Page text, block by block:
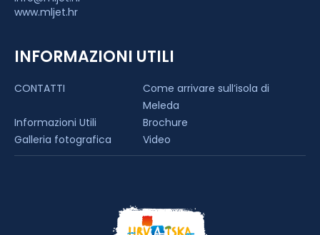
www.mljet.hr
INFORMAZIONI UTILI
CONTATTI
Come arrivare sull’isola di
Meleda
Informazioni Utili
Brochure
Galleria fotografica
Video